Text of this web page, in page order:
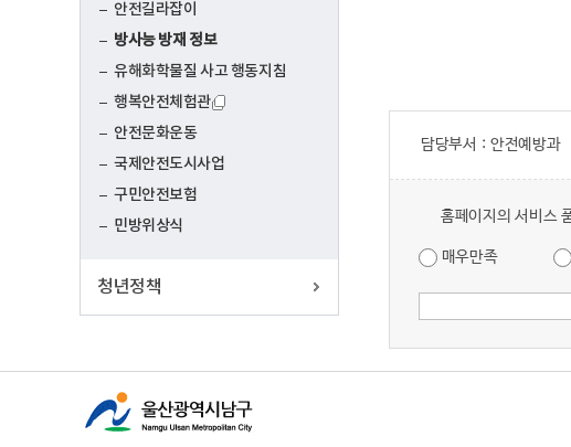
안전길라잡이
방사능 방재 정보
유해화학물질 사고 행동지침
행복안전체험관
안전문화운동
국제안전도시사업
구민안전보험
민방위상식
청년정책
담당부서 : 안전예방과
홈페이지의 서비스
매우만족